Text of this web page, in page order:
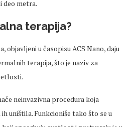
deo metra.
terapija?
objavljeni u časopisu ACS Nano, daju
terapija, što je naziv za
neinvazivna procedura koja
uništila. Funkcioniše tako što se u